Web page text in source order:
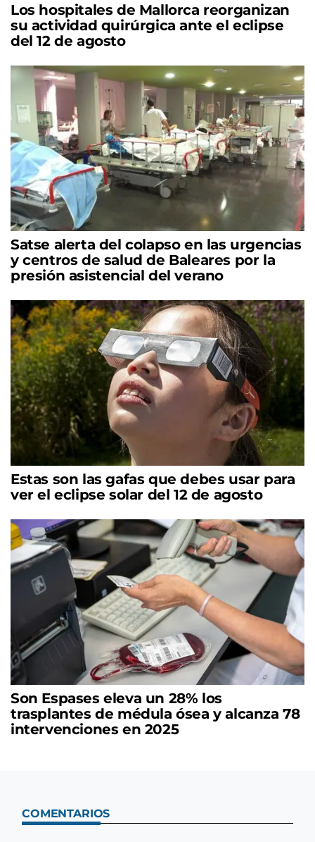
Los hospitales de Mallorca reorganizan
su actividad quirúrgica ante el eclipse
del 12 de agosto
Satse alerta del colapso en las urgencias
y centros de salud de Baleares por la
presión asistencial del verano
Estas son las gafas que debes usar para
ver el eclipse solar del 12 de agosto
Son Espases eleva un 28% los
trasplantes de médula ósea y alcanza 78
intervenciones en 2025
COMENTARIOS